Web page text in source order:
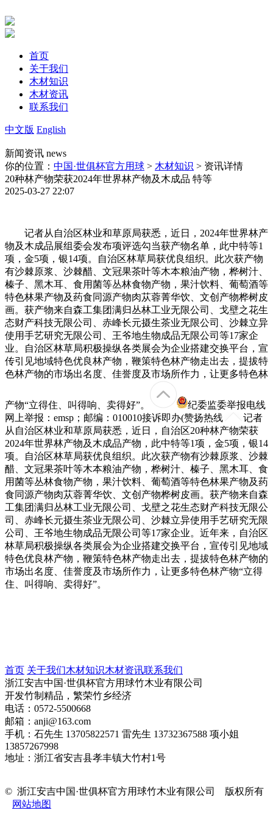
首页
关于我们
木材知识
木材资讯
联系我们
中文版 English
新闻资讯 news
你的位置： 中国·世俱杯官方用球 > 木材知识 > 资讯详情
20种林产物荣获2024年世界林产物及木成品 特等
2025-03-27 22:07
记者从自治区林业和草原局获悉，近日，2024年世界林产
物及木成品展组委会发布项评选勾当获产物名单，此中特等1
项，金5项，银14项。自治区林草局获优良组织。此次获产物
有沙棘原浆、沙棘醋、文冠果茶叶等木本粮油产物，桦树汁、
榛子、黑木耳、食用菌等丛林食物产物，果汁饮料、葡萄酒等
特色林果产物及药食同源产物肉苁蓉菁华饮、文创产物桦树皮
画。获产物来自森工集团满归丛林工业无限公司、戈壁之花生
态财产科技无限公司、赤峰长元摄生茶业无限公司、沙棘立异
使用手艺研究无限公司、王爷地生物成品无限公司等17家企
业。自治区林草局积极操纵各类展会为企业搭建交换平台，宣
传引见地域特色优良林产物，鞭策特色林产物走出去，提拔特
色林产物的市场出名度、佳誉度及市场所作力，让更多特色林
产物“立得住、叫得响、卖得好”。
纪委监委举报电线
网上举报：emsp；邮编：010010接诉即办(赞扬热线
记者
从自治区林业和草原局获悉，近日，自治区20种林产物荣获
2024年世界林产物及木成品产物，此中特等1项，金5项，银14
项。自治区林草局获优良组织。此次获产物有沙棘原浆、沙棘
醋、文冠果茶叶等木本粮油产物，桦树汁、榛子、黑木耳、食
用菌等丛林食物产物，果汁饮料、葡萄酒等特色林果产物及药
食同源产物肉苁蓉菁华饮、文创产物桦树皮画。获产物来自森
工集团满归丛林工业无限公司、戈壁之花生态财产科技无限公
司、赤峰长元摄生茶业无限公司、沙棘立异使用手艺研究无限
公司、王爷地生物成品无限公司等17家企业。近年来，自治区
林草局积极操纵各类展会为企业搭建交换平台，宣传引见地域
特色优良林产物，鞭策特色林产物走出去，提拔特色林产物的
市场出名度、佳誉度及市场所作力，让更多特色林产物“立得
住、叫得响、卖得好”。
首页 关于我们木材知识木材资讯联系我们
浙江安吉中国·世俱杯官方用球竹木业有限公司
开发竹制精品，繁荣竹乡经济
电话：0572-5500668
邮箱：anji@163.com
手机：石先生 13705822571 雷先生 13732367588 项小姐
13857267998
地址：浙江省安吉县孝丰镇大竹村1号
© 浙江安吉中国·世俱杯官方用球竹木业有限公司 版权所有
网站地图